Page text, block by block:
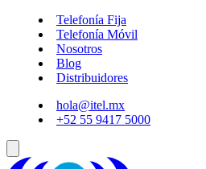
Telefonía Fija
Telefonía Móvil
Nosotros
Blog
Distribuidores
hola@itel.mx
+52 55 9417 5000